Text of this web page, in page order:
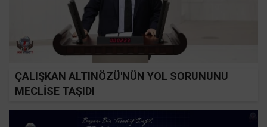
ÇALIŞKAN ALTINÖZÜ'NÜN YOL SORUNUNU
MECLİSE TAŞIDI